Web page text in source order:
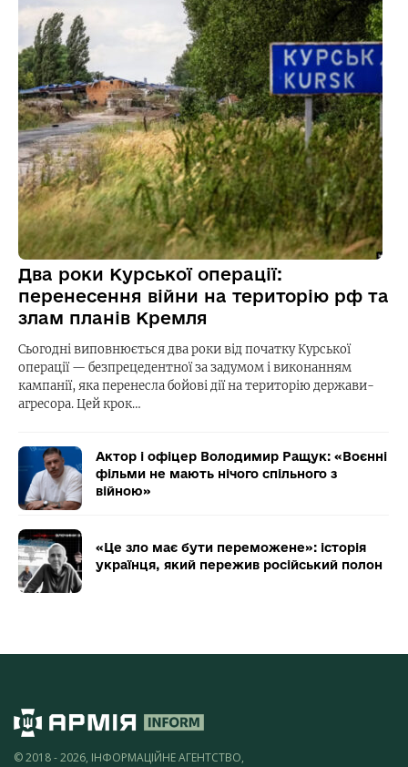
Два роки Курської операції:
перенесення війни на територію рф та
злам планів Кремля
Сьогодні виповнюється два роки від початку Курської
операції — безпрецедентної за задумом і виконанням
кампанії, яка перенесла бойові дії на територію держави-
агресора. Цей крок…
Актор і офіцер Володимир Ращук: «Воєнні
фільми не мають нічого спільного з
війною»
«Це зло має бути переможене»: історія
українця, який пережив російський полон
© 2018 - 2026, ІНФОРМАЦІЙНЕ АГЕНТСТВО,